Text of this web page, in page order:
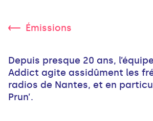
Émissions
Depuis presque 20 ans,
Addict agite assidûment les
radios de Nantes, et en
Prun’.